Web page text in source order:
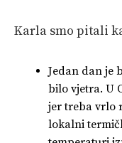
Karla smo pitali
Jedan dan je
bilo vjetra. U
jer treba vrlo
lokalni